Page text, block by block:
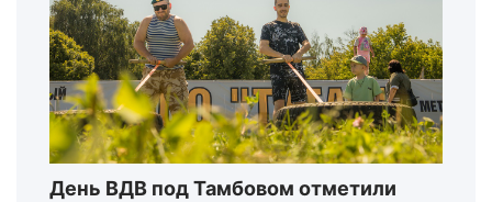
День ВДВ под Тамбовом отметили